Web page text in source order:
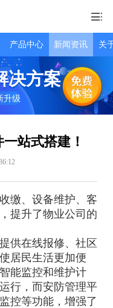
产品中心 新闻资讯 关
决方案
升级
站式搭建！
、设备维护、客
提升了物业公司的
在线报修、社区
居民生活更加便
能监控和维护计
行，而安防管理平
控等功能，增强了